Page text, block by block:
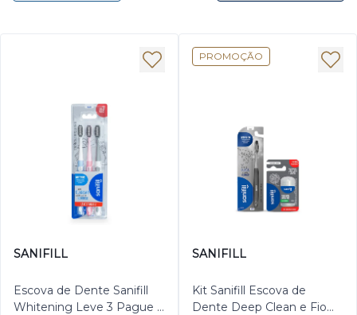
SANIFILL
Escova de Dente Sanifill
Whitening Leve 3 Pague 2
PROMOÇÃO
SANIFILL
Kit Sanifill Escova de
Dente Deep Clean e Fio